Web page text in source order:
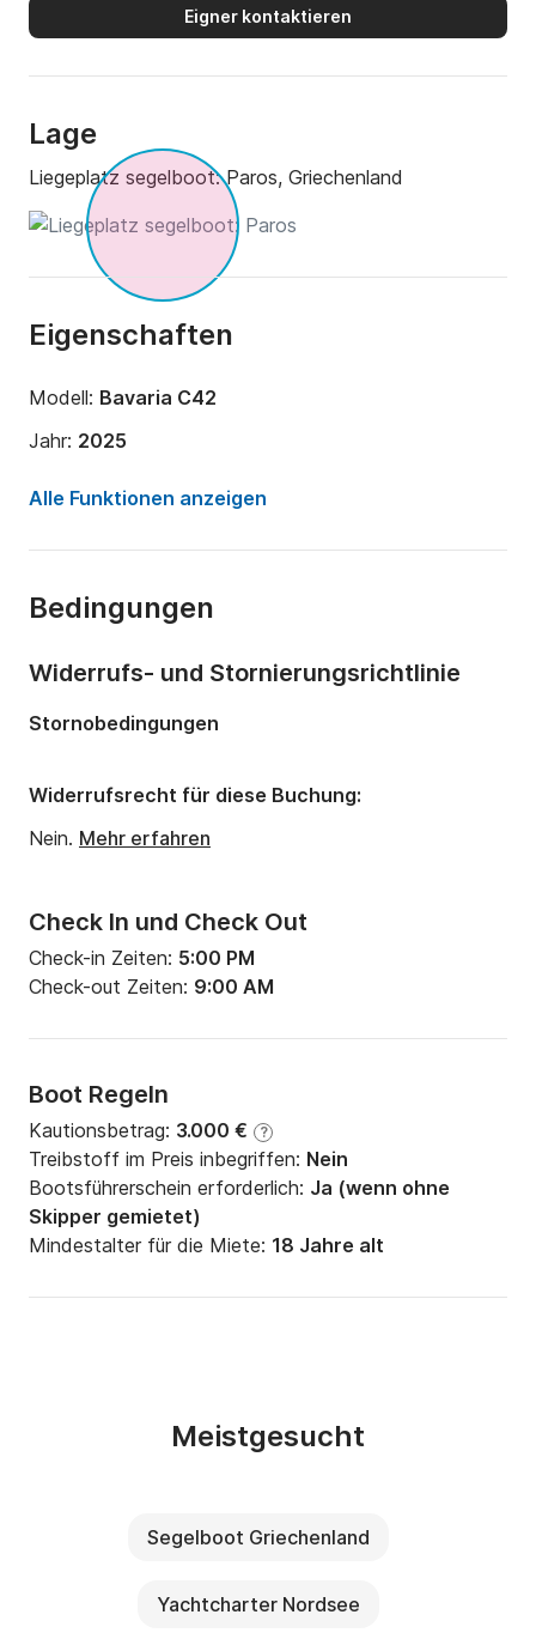
Eigner kontaktieren
Lage
Liegeplatz segelboot:Paros, Griechenland
Eigenschaften
Modell: Bavaria C42
Jahr: 2025
Anzahl Plätze an Bord:
Anzahl Badezimmer:
Motorleistung:57PS
Alle Funktionen anzeigen
Bedingungen
Check In und Check Out
Check-in Zeiten: 5:00 PM
Check-out Zeiten: 9:00 AM
Boot Regeln
Kautionsbetrag: 3.000 € ?
Treibstoff im Preis inbegriffen: Nein
Bootsführerschein erforderlich: Ja (wenn ohne
Skipper gemietet)
Mindestalter für die Miete: 18 Jahre alt
Widerrufs- und Stornierungsrichtlinie
Stornobedingungen
Widerrufsrecht für diese Buchung:
Nein. Mehr erfahren
Meistgesucht
Segelboot Griechenland
Yachtcharter Nordsee